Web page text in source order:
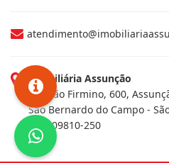
Imobiliária Assunção
Av. João Firmino, 600,
São Bernardo do Campo -
CEP: 09810-250